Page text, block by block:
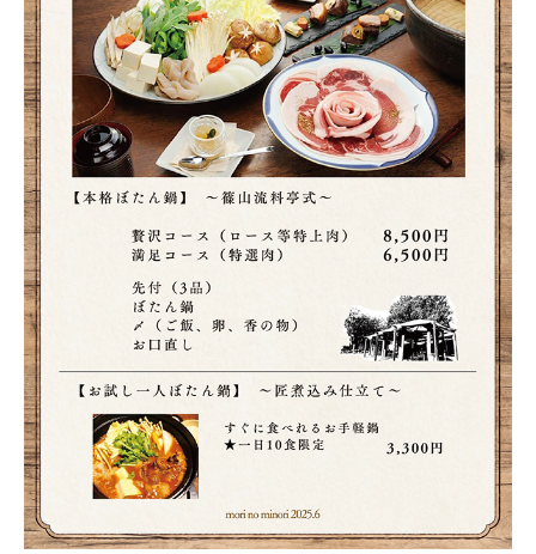
ュ
ー
（2025.6
月
更
新）